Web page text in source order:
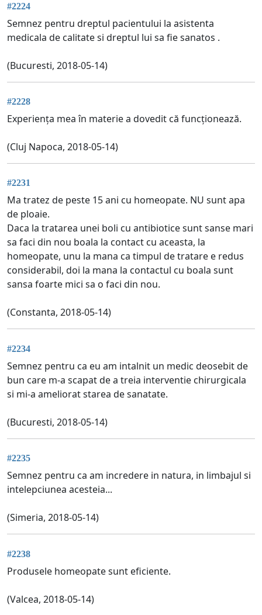
#2224
Semnez pentru dreptul pacientului la asistenta
medicala de calitate si dreptul lui sa fie sanatos .
(Bucuresti, 2018-05-14)
#2228
Experiența mea în materie a dovedit că funcționează.
(Cluj Napoca, 2018-05-14)
#2231
Ma tratez de peste 15 ani cu homeopate. NU sunt apa
de ploaie.
Daca la tratarea unei boli cu antibiotice sunt sanse mari
sa faci din nou boala la contact cu aceasta, la
homeopate, unu la mana ca timpul de tratare e redus
considerabil, doi la mana la contactul cu boala sunt
sansa foarte mici sa o faci din nou.
(Constanta, 2018-05-14)
#2234
Semnez pentru ca eu am intalnit un medic deosebit de
bun care m-a scapat de a treia interventie chirurgicala
si mi-a ameliorat starea de sanatate.
(Bucuresti, 2018-05-14)
#2235
Semnez pentru ca am incredere in natura, in limbajul si
intelepciunea acesteia...
(Simeria, 2018-05-14)
#2238
Produsele homeopate sunt eficiente.
(Valcea, 2018-05-14)